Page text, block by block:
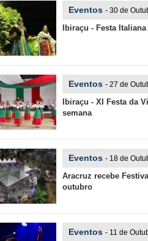
Eventos - 30 de
Ibiraçu - Festa
Eventos - 27 de
Ibiraçu - XI Festa da
semana
Eventos - 18 de
Aracruz recebe
outubro
Eventos - 11 de